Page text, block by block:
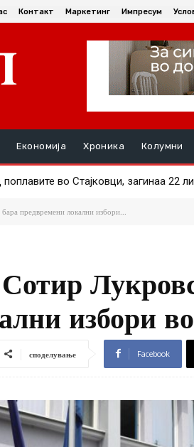
Контакт Маркетинг Импресум
Економија Хроника Колумни
во Стајковци, загинаа 22
предвремени локални избори...
Сотир
избори
споделување Facebook